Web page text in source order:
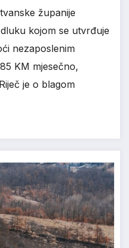
županije
kojom se utvrđuje
nezaposlenim
KM mjesečno,
je o blagom